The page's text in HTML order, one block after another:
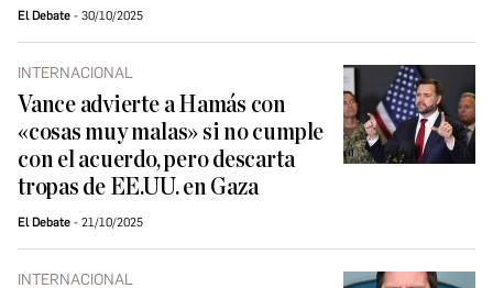
El Debate 30/10/2025
INTERNACIONAL
Vance advierte a Hamás con
«cosas muy malas» si no cumple
con el acuerdo, pero descarta
tropas de EE.UU. en Gaza
El Debate 21/10/2025
INTERNACIONAL